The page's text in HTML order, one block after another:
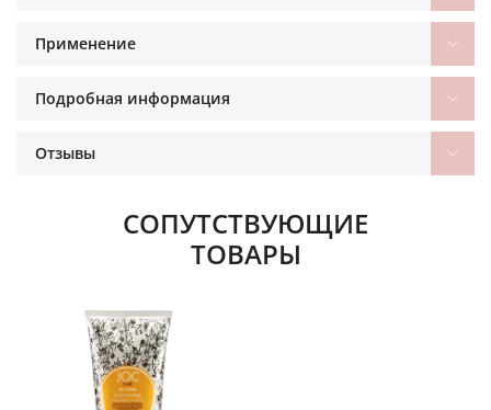
Применение
Подробная информация
Отзывы
СОПУТСТВУЮЩИЕ
ТОВАРЫ